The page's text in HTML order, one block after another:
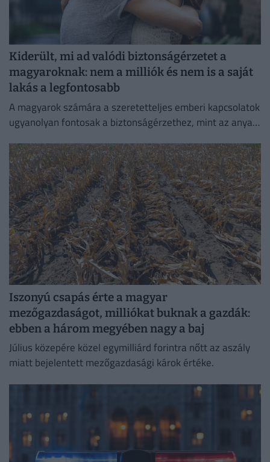
Kiderült, mi ad valódi biztonságérzetet a
magyaroknak: nem a milliók és nem is a saját
lakás a legfontosabb
A magyarok számára a szeretetteljes emberi kapcsolatok
ugyanolyan fontosak a biztonságérzethez, mint az anyagi
Iszonyú csapás érte a magyar
mezőgazdaságot, milliókat buknak a gazdák:
ebben a három megyében nagy a baj
Július közepére közel egymilliárd forintra nőtt az aszály
miatt bejelentett mezőgazdasági károk értéke.